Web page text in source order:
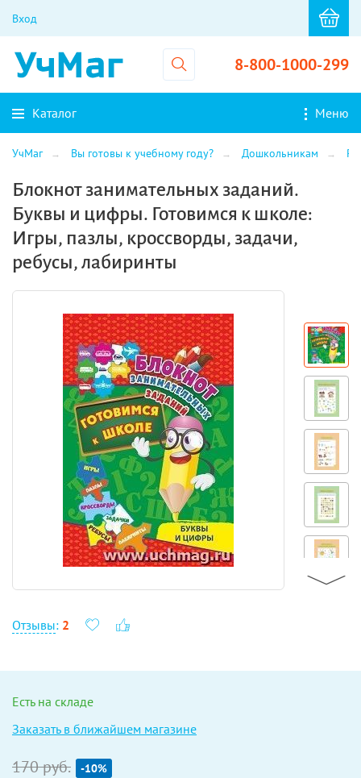
Вход
8-800-1000-299
Каталог Меню
УчМаг Вы готовы к учебному году? Дошкольникам
Блокнот занимательных заданий.
Буквы и цифры. Готовимся к школе:
Игры, пазлы, кроссворды, задачи,
ребусы, лабиринты
Отзывы: 2
Есть на складе
Заказать в ближайшем магазине
170 руб. -10%